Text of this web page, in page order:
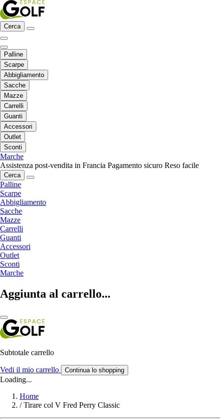
Cerca
Palline
Scarpe
Abbigliamento
Sacche
Mazze
Carrelli
Guanti
Accessori
Outlet
Sconti
Marche
Assistenza post-vendita in Francia Pagamento sicuro Reso facile
Cerca
Palline
Scarpe
Abbigliamento
Sacche
Mazze
Carrelli
Guanti
Accessori
Outlet
Sconti
Marche
Aggiunta al carrello...
Subtotale carrello
Vedi il mio carrello Continua lo shopping
Loading...
Home
/ Tirare col V Fred Perry Classic